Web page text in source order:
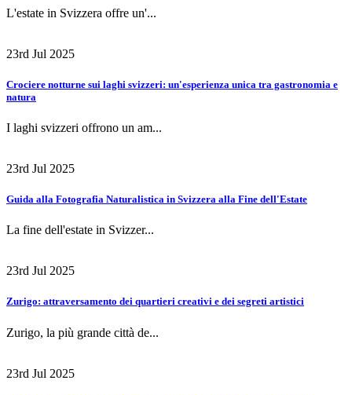
L'estate in Svizzera offre un'...
23rd Jul 2025
Crociere notturne sui laghi svizzeri: un'esperienza unica tra gastronomia e
natura
I laghi svizzeri offrono un am...
23rd Jul 2025
Guida alla Fotografia Naturalistica in Svizzera alla Fine dell'Estate
La fine dell'estate in Svizzer...
23rd Jul 2025
Zurigo: attraversamento dei quartieri creativi e dei segreti artistici
Zurigo, la più grande città de...
23rd Jul 2025